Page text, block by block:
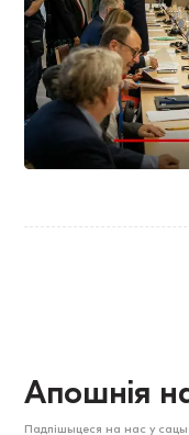
Апошнія
Падпішыцеся на нас у